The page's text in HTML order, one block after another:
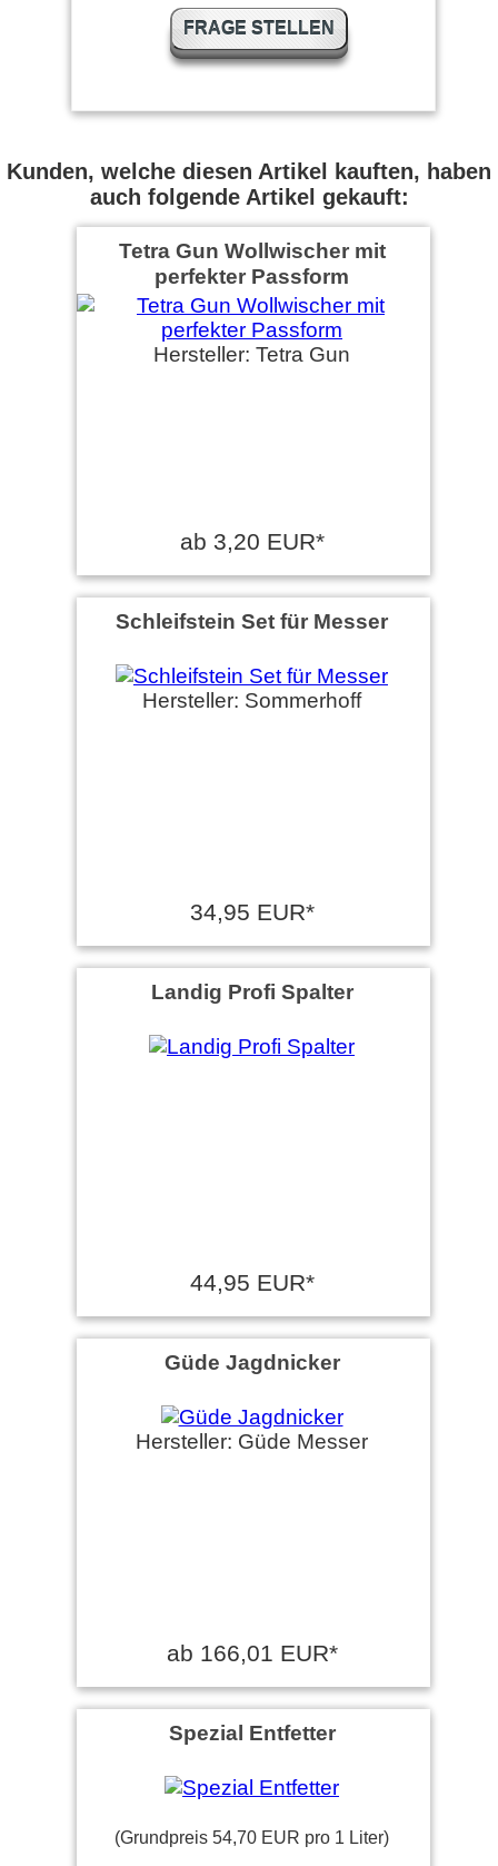
FRAGE STELLEN
Kunden, welche diesen Artikel kauften, haben
auch folgende Artikel gekauft:
Tetra Gun Wollwischer mit
perfekter Passform
Hersteller: Tetra Gun
ab 3,20 EUR*
Schleifstein Set für Messer
Hersteller: Sommerhoff
34,95 EUR*
Landig Profi Spalter
44,95 EUR*
Güde Jagdnicker
Hersteller: Güde Messer
ab 166,01 EUR*
Spezial Entfetter
(Grundpreis 54,70 EUR pro 1 Liter)